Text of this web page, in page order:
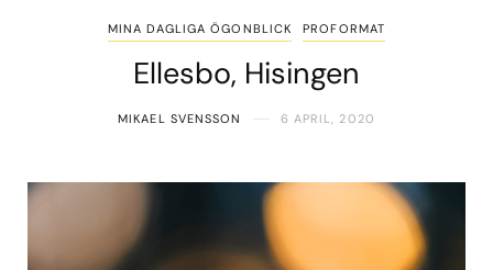
MINA DAGLIGA ÖGONBLICK PROFORMAT
Ellesbo, Hisingen
MIKAEL SVENSSON 6 APRIL, 2020